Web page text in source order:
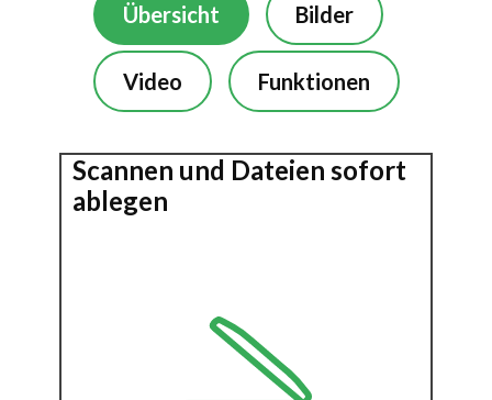
Übersicht Bilder
Video Funktionen
Scannen und Dateien sofort
ablegen